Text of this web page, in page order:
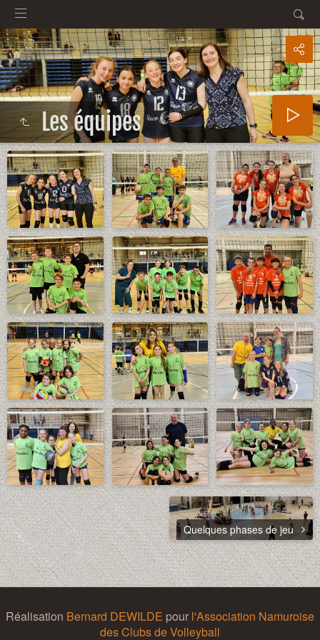
Les équipes
Quelques phases de jeu
Réalisation Bernard DEWILDE pour l'Association Namuroise
des Clubs de Volleyball